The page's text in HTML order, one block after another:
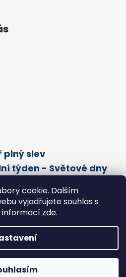
cookie. Dalším
vyjadřujete souhlas s
informací zde.
plný slev
týden - Světové dny
den mateřského